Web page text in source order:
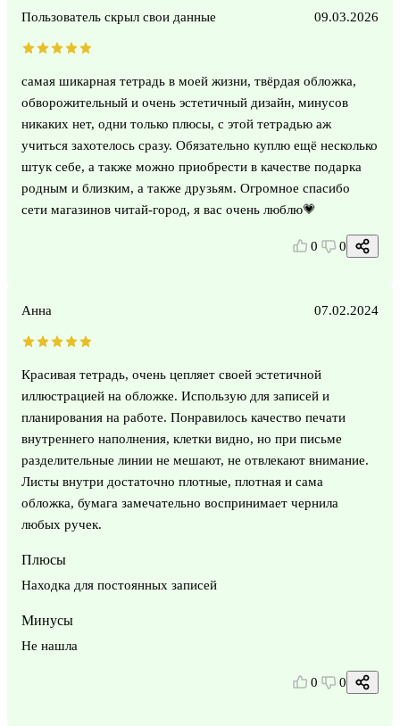
Пользователь скрыл свои данные 09.03.2026
самая шикарная тетрадь в моей жизни, твёрдая обложка,
обворожительный и очень эстетичный дизайн, минусов
никаких нет, одни только плюсы, с этой тетрадью аж
учиться захотелось сразу. Обязательно куплю ещё несколько
штук себе, а также можно приобрести в качестве подарка
родным и близким, а также друзьям. Огромное спасибо
сети магазинов читай-город, я вас очень люблю💗
0 0
Анна 07.02.2024
Красивая тетрадь, очень цепляет своей эстетичной
иллюстрацией на обложке. Использую для записей и
планирования на работе. Понравилось качество печати
внутреннего наполнения, клетки видно, но при письме
разделительные линии не мешают, не отвлекают внимание.
Листы внутри достаточно плотные, плотная и сама
обложка, бумага замечательно воспринимает чернила
любых ручек.
Плюсы
Находка для постоянных записей
Минусы
Не нашла
0 0